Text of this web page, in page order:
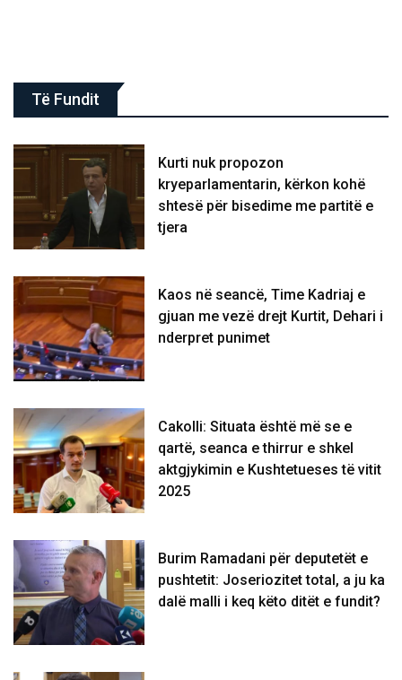
Të Fundit
Kurti nuk propozon
kryeparlamentarin, kërkon kohë
shtesë për bisedime me partitë e
tjera
Kaos në seancë, Time Kadriaj e
gjuan me vezë drejt Kurtit, Dehari i
nderpret punimet
Cakolli: Situata është më se e
qartë, seanca e thirrur e shkel
aktgjykimin e Kushtetueses të vitit
2025
Burim Ramadani për deputetët e
pushtetit: Joseriozitet total, a ju ka
dalë malli i keq këto ditët e fundit?